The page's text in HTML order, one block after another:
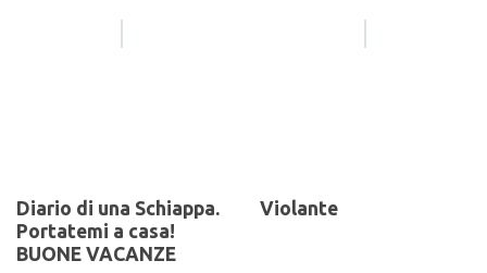
Diario di una Schiappa.
Portatemi a casa!
BUONE VACANZE
Violante